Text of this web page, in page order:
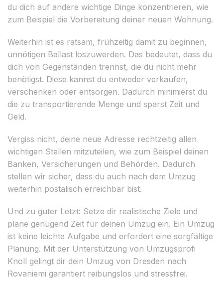
du dich auf andere wichtige Dinge konzentrieren, wie
zum Beispiel die Vorbereitung deiner neuen Wohnung.
Weiterhin ist es ratsam, frühzeitig damit zu beginnen,
unnötigen Ballast loszuwerden. Das bedeutet, dass du
dich von Gegenständen trennst, die du nicht mehr
benötigst. Diese kannst du entweder verkaufen,
verschenken oder entsorgen. Dadurch minimierst du
die zu transportierende Menge und sparst Zeit und
Geld.
Vergiss nicht, deine neue Adresse rechtzeitig allen
wichtigen Stellen mitzuteilen, wie zum Beispiel deinen
Banken, Versicherungen und Behörden. Dadurch
stellen wir sicher, dass du auch nach dem Umzug
weiterhin postalisch erreichbar bist.
Und zu guter Letzt: Setze dir realistische Ziele und
plane genügend Zeit für deinen Umzug ein. Ein Umzug
ist keine leichte Aufgabe und erfordert eine sorgfältige
Planung. Mit der Unterstützung von Umzugsprofi
Knoll gelingt dir dein Umzug von Dresden nach
Rovaniemi garantiert reibungslos und stressfrei.